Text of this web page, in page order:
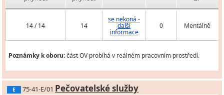
14 / 14 14
se nekoná -
další
informace
0 Mentálně
Poznámky k oboru:část OV probíhá v reálném pracovním prostředí.
E 75-41-E/01 Pečovatelské služby